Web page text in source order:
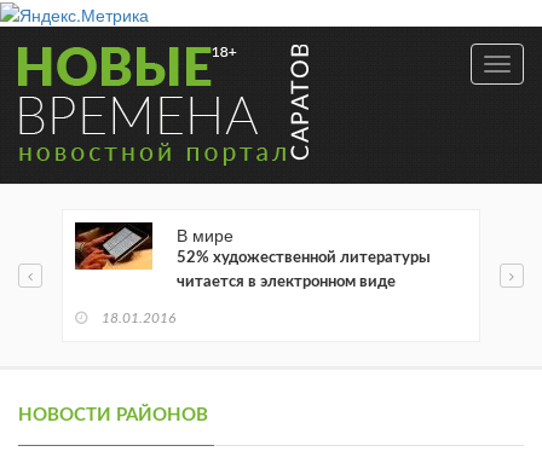
В мире
52% художественной литературы
читается в электронном виде
18.01.2016
НОВОСТИ РАЙОНОВ